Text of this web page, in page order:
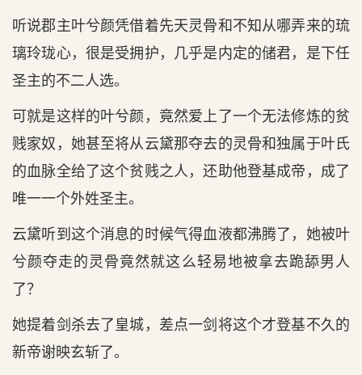
听说郡主叶兮颜凭借着先天灵骨和不知从哪弄来的琉
璃玲珑心，很是受拥护，几乎是内定的储君，是下任
圣主的不二人选。
可就是这样的叶兮颜，竟然爱上了一个无法修炼的贫
贱家奴，她甚至将从云黛那夺去的灵骨和独属于叶氏
的血脉全给了这个贫贱之人，还助他登基成帝，成了
唯一一个外姓圣主。
云黛听到这个消息的时候气得血液都沸腾了，她被叶
兮颜夺走的灵骨竟然就这么轻易地被拿去跪舔男人
了？
她提着剑杀去了皇城，差点一剑将这个才登基不久的
新帝谢映玄斩了。